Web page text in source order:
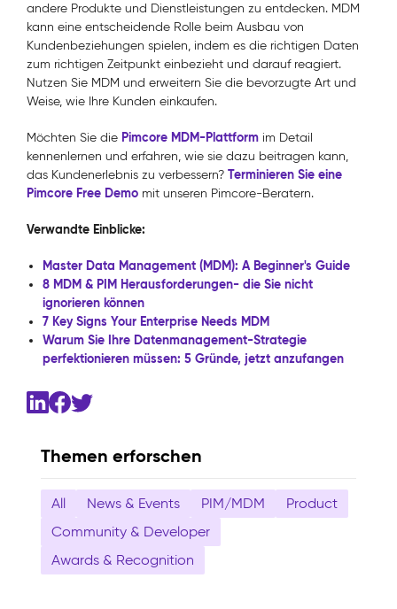
Themen erforschen
All News & Events PIM/MDM
Product
Community & Developer
Awards & Recognition
andere Produkte und Dienstleistungen zu entdecken. MDM
kann eine entscheidende Rolle beim Ausbau von
Kundenbeziehungen spielen, indem es die richtigen Daten
zum richtigen Zeitpunkt einbezieht und darauf reagiert.
Nutzen Sie MDM und erweitern Sie die bevorzugte Art und
Weise, wie Ihre Kunden einkaufen.
Möchten Sie die Pimcore MDM-Plattform im Detail
kennenlernen und erfahren, wie sie dazu beitragen kann,
das Kundenerlebnis zu verbessern? Terminieren Sie eine
Pimcore Free Demo mit unseren Pimcore-Beratern.
Verwandte Einblicke:
Master Data Management (MDM): A Beginner's Guide
8 MDM & PIM Herausforderungen- die Sie nicht
ignorieren können
7 Key Signs Your Enterprise Needs MDM
Warum Sie Ihre Datenmanagement-Strategie
perfektionieren müssen: 5 Gründe, jetzt anzufangen